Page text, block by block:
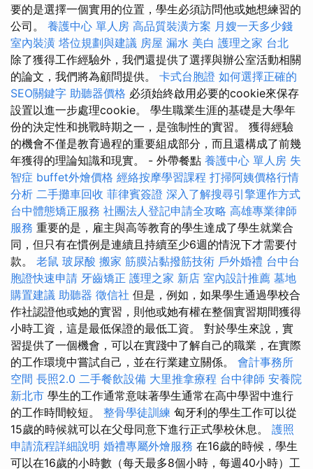
要的是選擇一個實用的位置，學生必須訪問他或她想練習的
公司。 養護中心 單人房 高品質裝潢方案 月嫂一天多少錢
室內裝潢 塔位規劃與建議 房屋 漏水 美白 護理之家 台北
除了獲得工作經驗外，我們還提供了選擇與辦公室活動相關
的論文，我們將為顧問提供。 卡式台胞證 如何選擇正確的
SEO關鍵字 助聽器價格 必須始終啟用必要的cookie來保存
設置以進一步處理cookie。 學生職業生涯的基礎是大學年
份的決定性和挑戰時期之一，是強制性的實習。 獲得經驗
的機會不僅是教育過程的重要組成部分，而且還構成了前幾
年獲得的理論知識和現實。 - 外帶餐點 養護中心 單人房 失
智症 buffet外燴價格 經絡按摩學習課程 打掃阿姨價格行情
分析 二手攤車回收 菲律賓簽證 深入了解搜尋引擎運作方式
台中體態矯正服務 社團法人登記申請全攻略 高雄專業律師
服務 重要的是，雇主與高等教育的學生達成了學生就業合
同，但只有在慣例是連續且持續至少6週的情況下才需要付
款。 老鼠 玻尿酸 搬家 筋膜沾黏撥筋技術 戶外婚禮 台中台
胞證快速申請 牙齒矯正 護理之家 新店 室內設計推薦 墓地
購置建議 助聽器 徵信社 但是，例如，如果學生通過學校合
作社認證他或她的實習，則他或她有權在整個實習期間獲得
小時工資，這是最低保證的最低工資。 對於學生來說，實
習提供了一個機會，可以在實踐中了解自己的職業，在實際
的工作環境中嘗試自己，並在行業建立關係。 會計事務所
空間 長照2.0 二手餐飲設備 大里推拿療程 台中律師 安養院
新北市 學生的工作通常意味著學生通常在高中學習中進行
的工作時間較短。 整骨學徒訓練 匈牙利的學生工作可以從
15歲的時候就可以在父母同意下進行正式學校休息。 護照
申請流程詳細說明 婚禮專屬外燴服務 在16歲的時候，學生
可以在16歲的小時數（每天最多8個小時，每週40小時）工